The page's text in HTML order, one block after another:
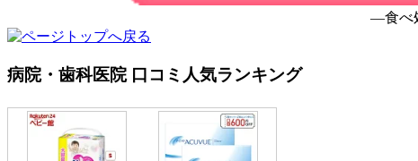
―食べ
病院・歯科医院 口コミ人気ランキング